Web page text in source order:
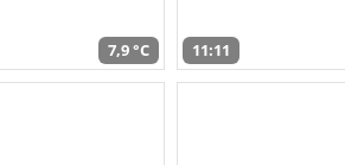
7,9 °C 11:11